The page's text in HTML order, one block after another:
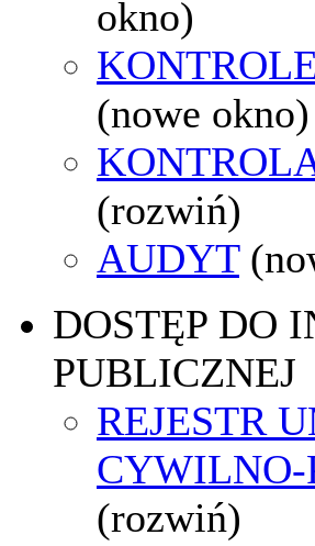
okno)
(nowe okno)
(rozwiń)
AUDYT
DOSTĘP DO
PUBLICZNEJ
REJESTR
CYWILNO-
(rozwiń)